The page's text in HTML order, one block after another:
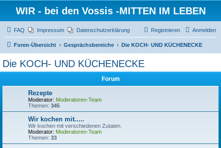
WIR - bei den Vossis -MITTEN IM LEBEN
FAQ Impressum Datenschutzerklärung Anmelden
Registrieren
Foren-Übersicht Gesprächsbereiche Die KOCH- UND KÜCHENECKE
Die KOCH- UND KÜCHENECKE
Forum
Rezepte
Moderator: Moderatoren-Team
Themen: 345
Wir kochen mit.....
Wir kochen mit verschiedenen Zutaten.
Moderator: Moderatoren-Team
Themen: 33